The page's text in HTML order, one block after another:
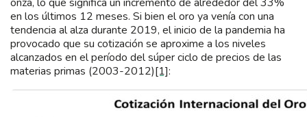
en los últimos 12 meses. Si bien el oro ya venía con una
tendencia al alza durante 2019, el inicio de la pandemia ha
provocado que su cotización se aproxime a los niveles
alcanzados en el período del súper ciclo de precios de las
materias primas (2003-2012)[1]: